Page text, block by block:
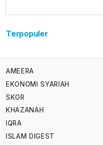
Terpopuler
AMEERA
EKONOMI SYARIAH
SKOR
KHAZANAH
IQRA
ISLAM DIGEST